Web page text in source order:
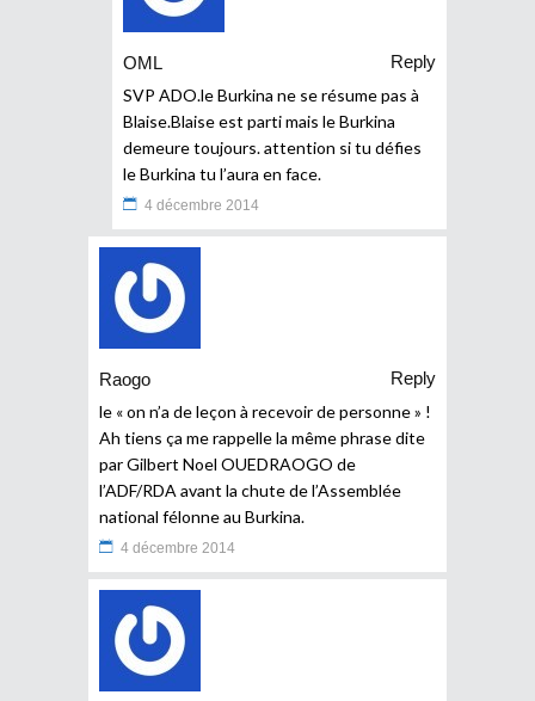
OML
Reply
SVP ADO.le Burkina ne se résume pas à
Blaise.Blaise est parti mais le Burkina
demeure toujours. attention si tu défies
le Burkina tu l’aura en face.
4 décembre 2014
Raogo
Reply
le « on n’a de leçon à recevoir de personne » !
Ah tiens ça me rappelle la même phrase dite
par Gilbert Noel OUEDRAOGO de
l’ADF/RDA avant la chute de l’Assemblée
national félonne au Burkina.
4 décembre 2014